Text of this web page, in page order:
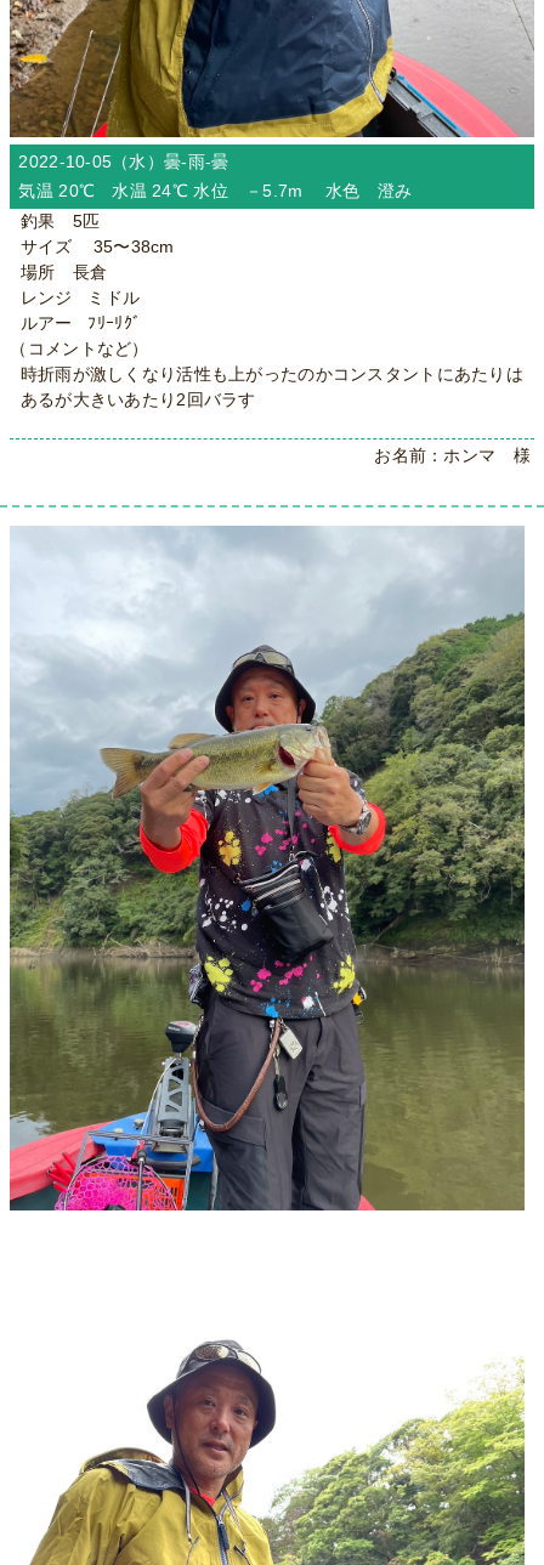
2022-10-05（水）曇-雨-曇
気温 20℃ 水温 24℃ 水位 －5.7m 水色 澄み
釣果 5匹
サイズ 35〜38cm
場所 長倉
レンジ ミドル
ルアー ﾌﾘｰﾘｸﾞ
（コメントなど）
時折雨が激しくなり活性も上がったのかコンスタントにあたりは
あるが大きいあたり2回バラす
お名前：ホンマ 様